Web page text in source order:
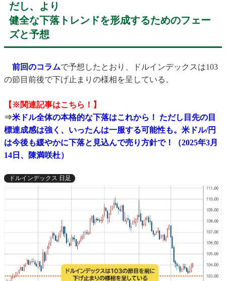
だし、より
健全な下落トレンドを形成するためのフェー
ズと予想
前回のコラムで予想したとおり、ドルインデックスは103
の節目前後で下げ止まりの様相を呈している。
【※関連記事はこちら！】
⇒米ドル全体の本格的な下落はこれから！ ただし目先の目
標達成感は強く、いったんは一服する可能性も。米ドル/円
は今後も緩やかに下落と見込んで売り方針で！（2025年3月
14日、陳満咲杜）
ドルインデックス 日足